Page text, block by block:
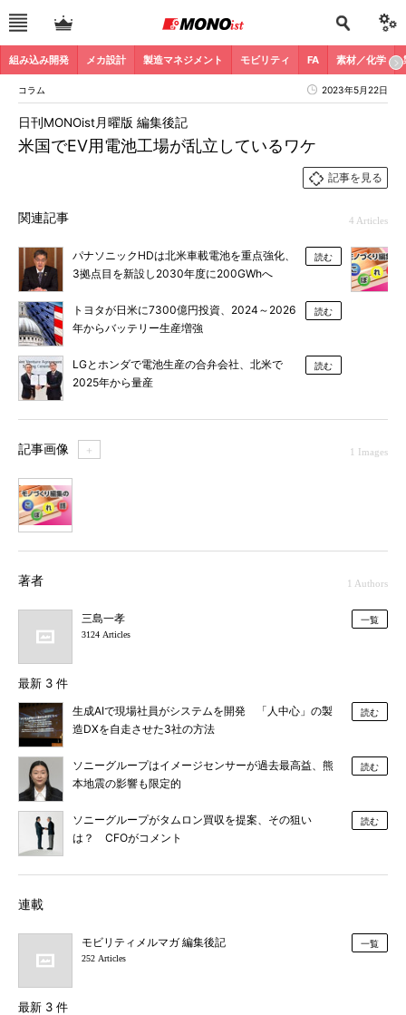
組み込み開発 メカ設計 製造マネジメント モビリティ FA 素材／化学
コラム 2023年5月22日
米国でEV用電池工場が乱立しているワケ
日刊MONOist月曜版 編集後記
記事を見る
関連記事 4 Articles
パナソニックHDは北米車載電池を重点強化、
3拠点目を新設し2030年度に200GWhへ
読む
トヨタが日米に7300億円投資、2024～2026
年からバッテリー生産増強
読む
LGとホンダで電池生産の合弁会社、北米で
2025年から量産
読む
記事画像 ＋ 1 Images
著者 1 Authors
三島一孝
3124 Articles
一覧
最新 3 件
生成AIで現場社員がシステムを開発 「人中心」の製
造DXを自走させた3社の方法
読む
ソニーグループはイメージセンサーが過去最高益、熊
本地震の影響も限定的
読む
ソニーグループがタムロン買収を提案、その狙い
は？ CFOがコメント
読む
連載
モビリティメルマガ 編集後記
252 Articles
一覧
最新 3 件